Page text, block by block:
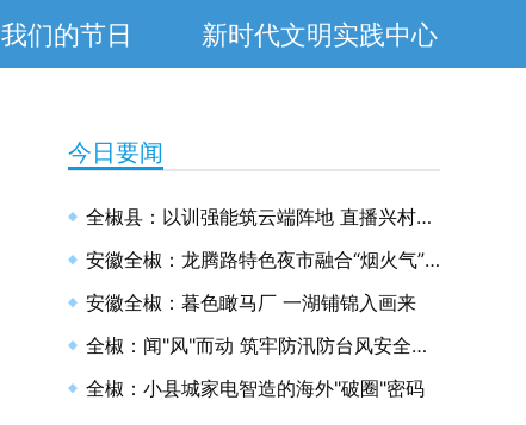
我们的节日
新时代文明实践中心
今日要闻
全椒县：以训强能筑云端阵地 直播兴村绘和美画卷
安徽全椒：龙腾路特色夜市融合“烟火气”与“文明风”
安徽全椒：暮色瞰马厂 一湖铺锦入画来
全椒：闻"风"而动 筑牢防汛防台风安全防线
全椒：小县城家电智造的海外"破圈"密码